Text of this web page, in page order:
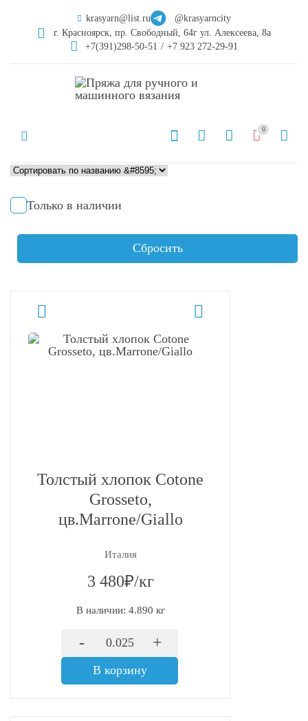
krasyarn@list.ru
@krasyarncity
г. Красноярск, пр. Свободный, 64г ул. Алексеева, 8а
+7(391)298-50-51 / +7 923 272-29-91
0
Только в наличии
Сбросить
Толстый хлопок Cotone
Grosseto,
цв.Marrone/Giallo
Италия
3 480₽/кг
В наличии: 4.890 кг
- +
В корзину